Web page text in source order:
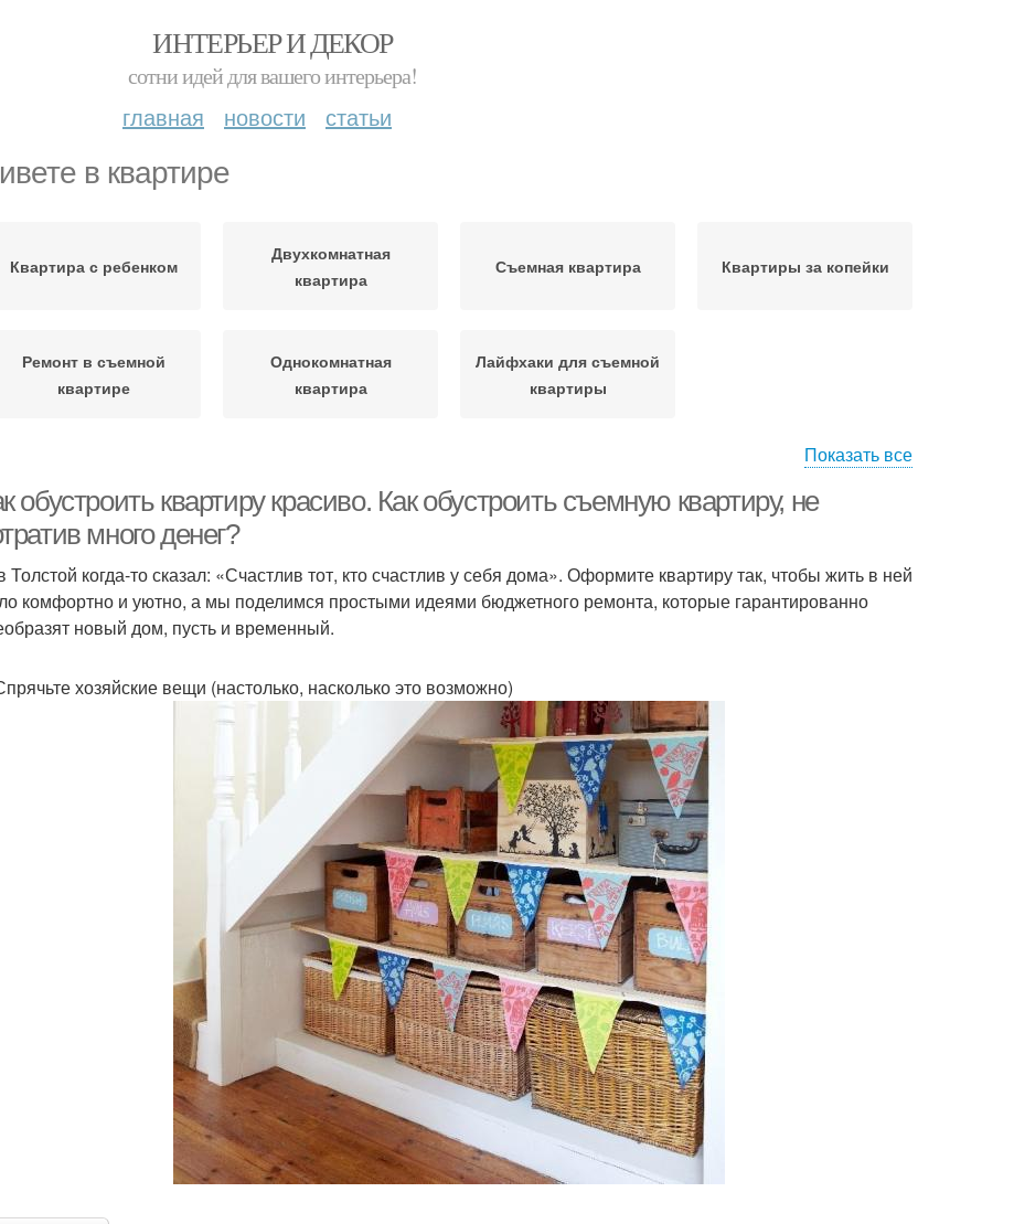
ИНТЕРЬЕР И ДЕКОР
сотни идей для вашего интерьера!
главная новости статьи
в квартире
Квартира с ребенком
Двухкомнатная
квартира
Съемная квартира Квартиры за копейки
Ремонт в съемной
квартире
Однокомнатная
квартира
Лайфхаки для съемной
квартиры
Показать все
обустроить квартиру красиво. Как обустроить съемную квартиру, не
много денег?
Толстой когда-то сказал: «Счастлив тот, кто счастлив у себя дома». Оформите квартиру так, чтобы жить в ней
комфортно и уютно, а мы поделимся простыми идеями бюджетного ремонта, которые гарантированно
новый дом, пусть и временный.
хозяйские вещи (настолько, насколько это возможно)